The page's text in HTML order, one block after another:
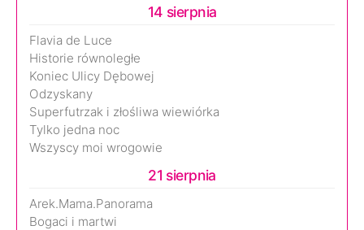
14 sierpnia
Flavia de Luce
Historie równoległe
Koniec Ulicy Dębowej
Odzyskany
Superfutrzak i złośliwa wiewiórka
Tylko jedna noc
Wszyscy moi wrogowie
21 sierpnia
Arek.Mama.Panorama
Bogaci i martwi